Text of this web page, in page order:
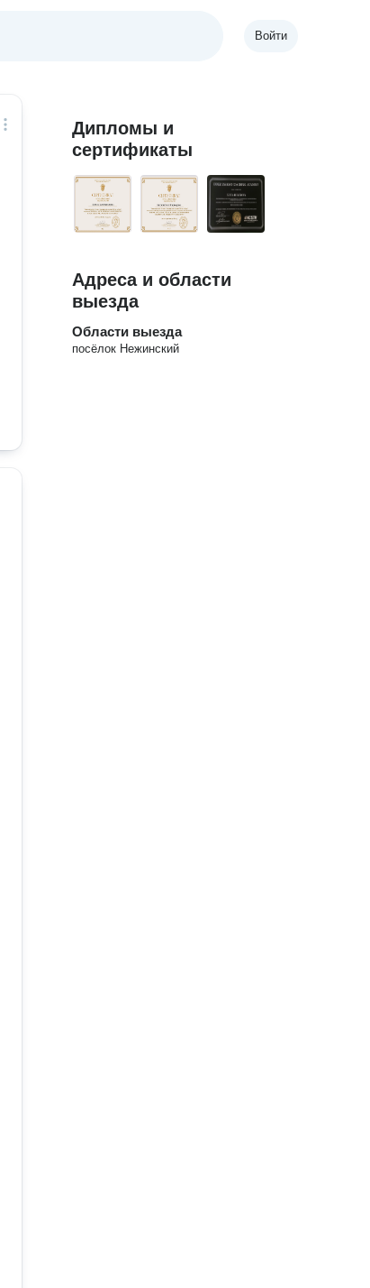
Войти
Дипломы и
сертификаты
Адреса и области
выезда
Области выезда
посёлок Нежинский